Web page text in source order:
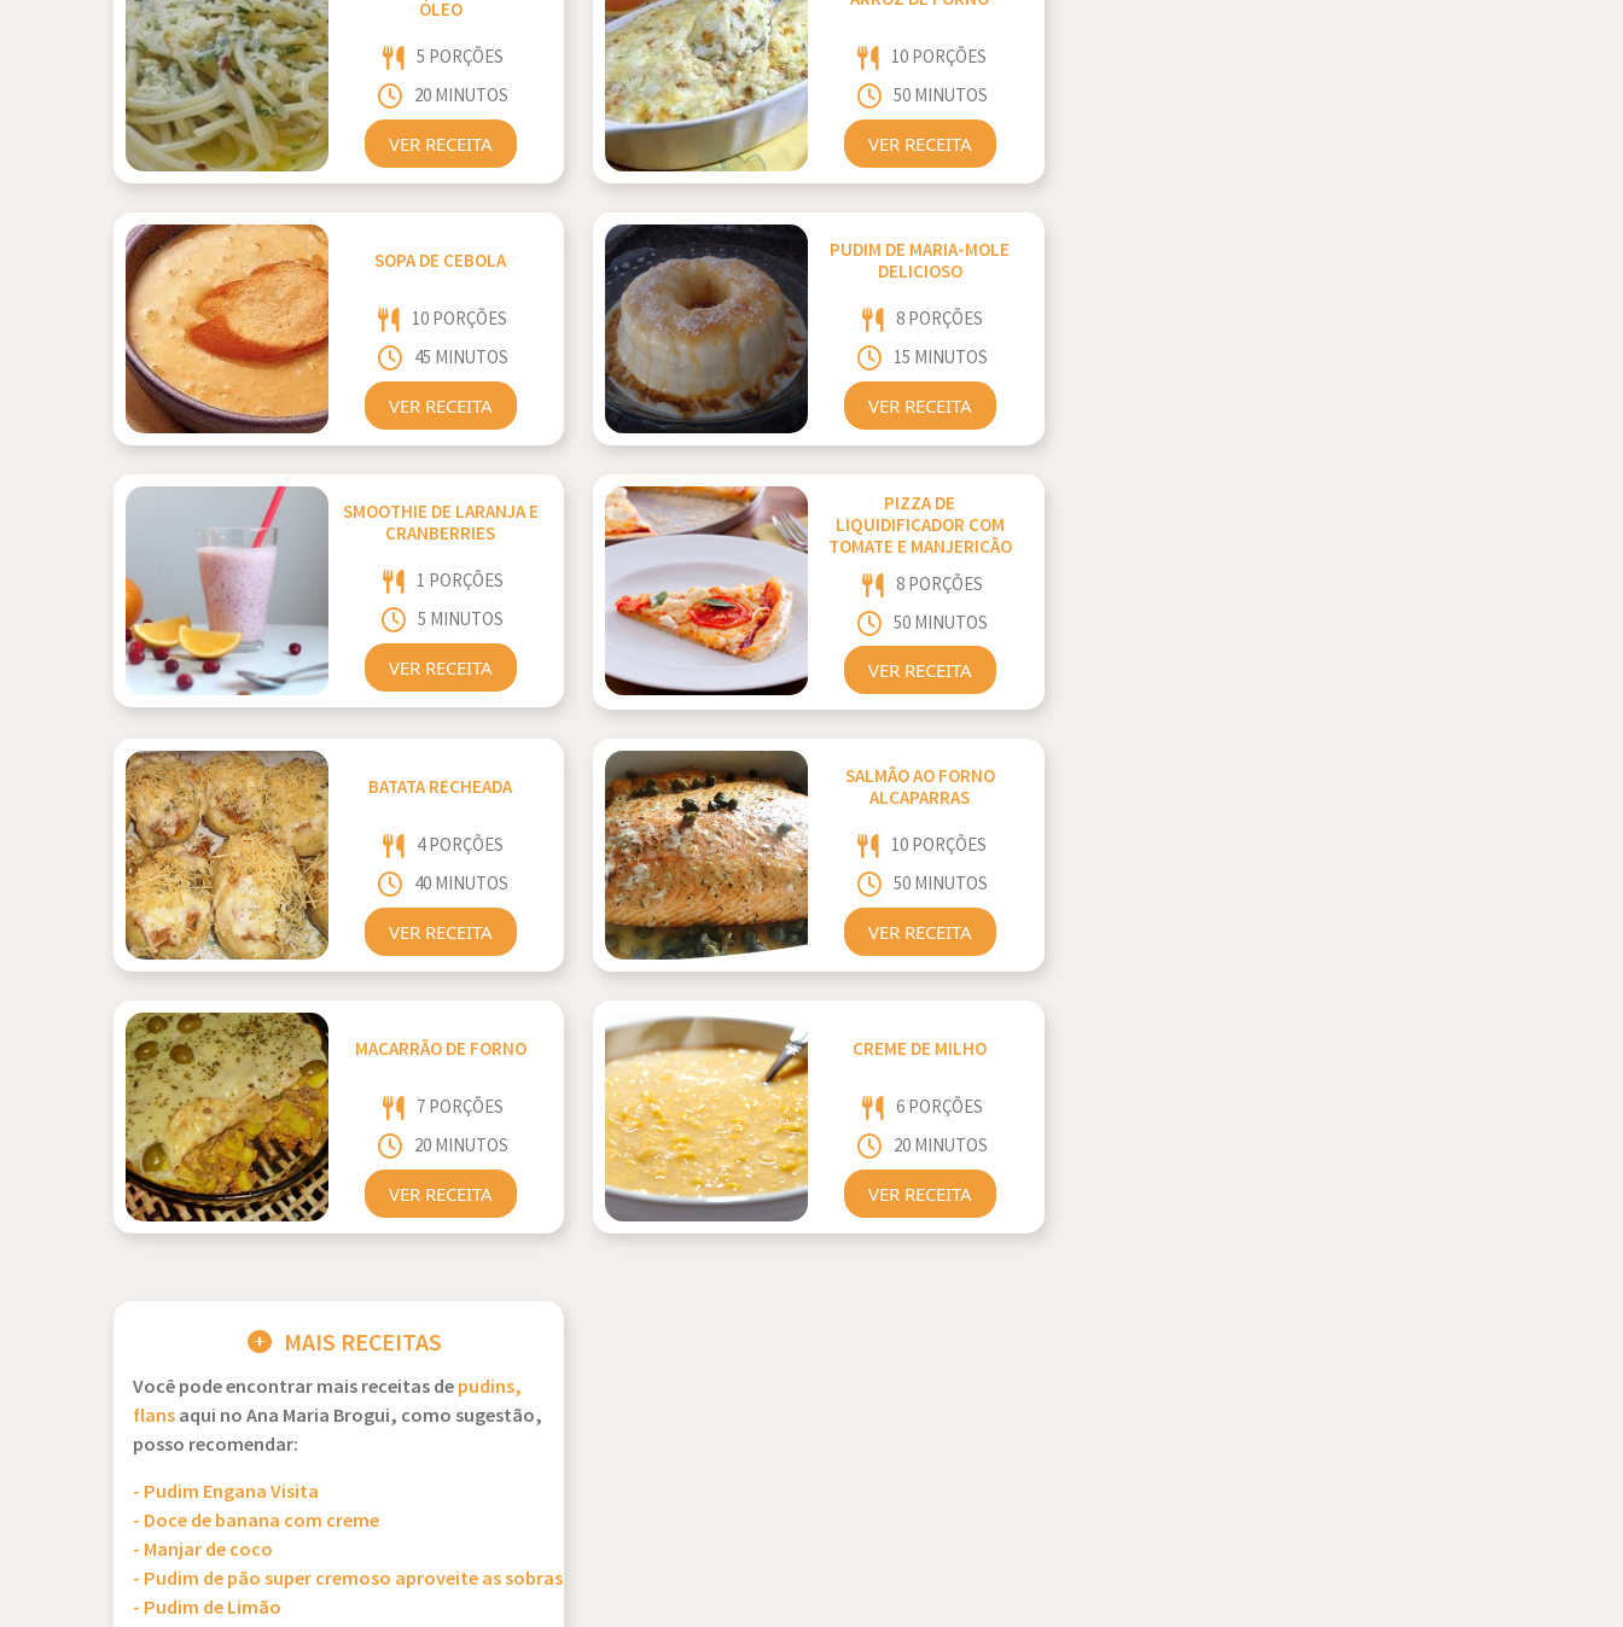
ÓLEO
5 PORÇÕES
20 MINUTOS
VER RECEITA
10 PORÇÕES
50 MINUTOS
VER RECEITA
SOPA DE CEBOLA
10 PORÇÕES
45 MINUTOS
VER RECEITA
PUDIM DE MARIA-MOLE
DELICIOSO
8 PORÇÕES
15 MINUTOS
VER RECEITA
SMOOTHIE DE LARANJA E
CRANBERRIES
1 PORÇÕES
5 MINUTOS
VER RECEITA
PIZZA DE
LIQUIDIFICADOR COM
TOMATE E MANJERICÃO
8 PORÇÕES
50 MINUTOS
VER RECEITA
BATATA RECHEADA
4 PORÇÕES
40 MINUTOS
VER RECEITA
SALMÃO AO FORNO
ALCAPARRAS
10 PORÇÕES
50 MINUTOS
VER RECEITA
MACARRÃO DE FORNO
7 PORÇÕES
20 MINUTOS
VER RECEITA
CREME DE MILHO
6 PORÇÕES
20 MINUTOS
VER RECEITA
MAIS RECEITAS
Você pode encontrar mais receitas depudins,
flansaqui no Ana Maria Brogui, como sugestão,
posso recomendar:
- Pudim Engana Visita
- Doce de banana com creme
- Manjar de coco
- Pudim de pão super cremoso aproveite as sobras
- Pudim de Limão